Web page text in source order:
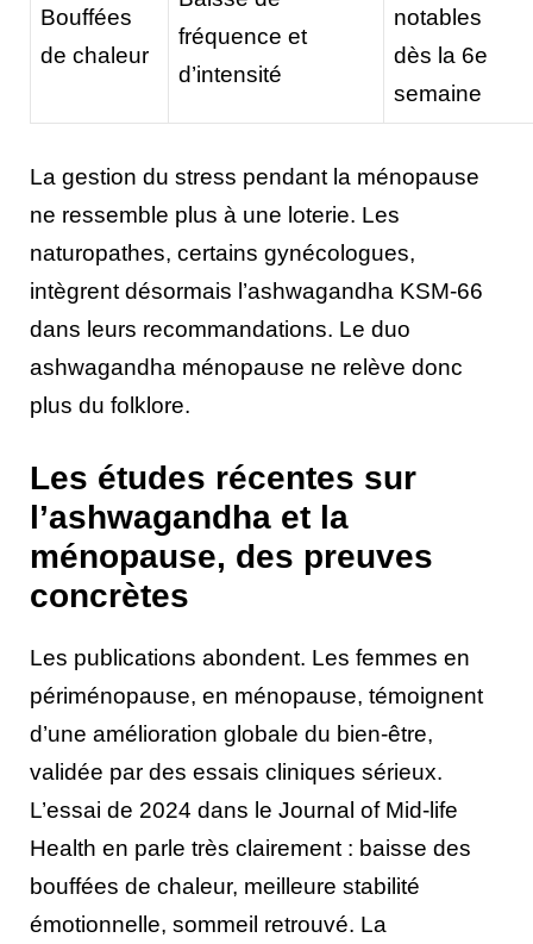
Bouffées
de chaleur
fréquence et
d’intensité
notables
dès la 6e
semaine
La gestion du stress pendant la ménopause
ne ressemble plus à une loterie. Les
naturopathes, certains gynécologues,
intègrent désormais l’ashwagandha KSM-66
dans leurs recommandations. Le duo
ashwagandha ménopause ne relève donc
plus du folklore.
Les études récentes sur
l’ashwagandha et la
ménopause, des preuves
concrètes
Les publications abondent. Les femmes en
périménopause, en ménopause, témoignent
d’une amélioration globale du bien-être,
validée par des essais cliniques sérieux.
L’essai de 2024 dans le Journal of Mid-life
Health en parle très clairement : baisse des
bouffées de chaleur, meilleure stabilité
émotionnelle, sommeil retrouvé. La